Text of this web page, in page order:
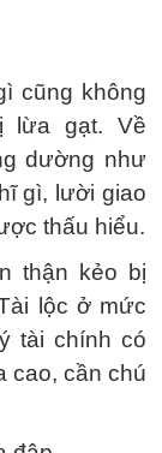
cũng không
lừa gạt. Về
dường như
gì, lười giao
thấu hiểu.
thận kẻo bị
lộc ở mức
tài chính có
cao, cần chú